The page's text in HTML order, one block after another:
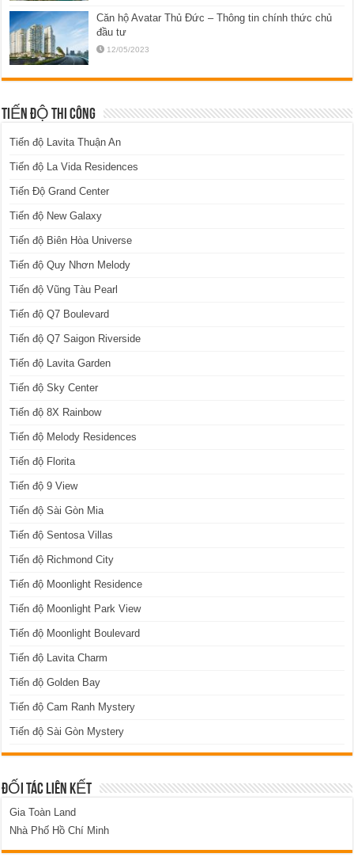
Căn hộ Avatar Thủ Đức – Thông tin chính thức chủ
đầu tư
12/05/2023
TIẾN ĐỘ THI CÔNG
Tiến độ Lavita Thuận An
Tiến độ La Vida Residences
Tiến Độ Grand Center
Tiến độ New Galaxy
Tiến độ Biên Hòa Universe
Tiến độ Quy Nhơn Melody
Tiến độ Vũng Tàu Pearl
Tiến độ Q7 Boulevard
Tiến độ Q7 Saigon Riverside
Tiến độ Lavita Garden
Tiến độ Sky Center
Tiến độ 8X Rainbow
Tiến độ Melody Residences
Tiến độ Florita
Tiến độ 9 View
Tiến độ Sài Gòn Mia
Tiến độ Sentosa Villas
Tiến độ Richmond City
Tiến độ Moonlight Residence
Tiến độ Moonlight Park View
Tiến độ Moonlight Boulevard
Tiến độ Lavita Charm
Tiến độ Golden Bay
Tiến độ Cam Ranh Mystery
Tiến độ Sài Gòn Mystery
ĐỐI TÁC LIÊN KẾT
Gia Toàn Land
Nhà Phố Hồ Chí Minh